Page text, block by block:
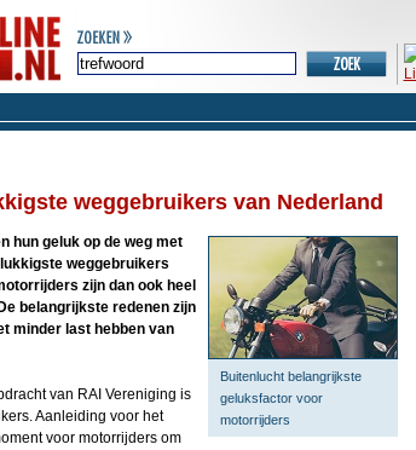
weggebruikers van Nederland
Buitenlucht belangrijkste
geluksfactor voor
motorrijders
hun geluk op de weg met
weggebruikers
zijn dan ook heel
belangrijkste redenen zijn
minder last hebben van
van RAI Vereniging is
Aanleiding voor het
voor motorrijders om